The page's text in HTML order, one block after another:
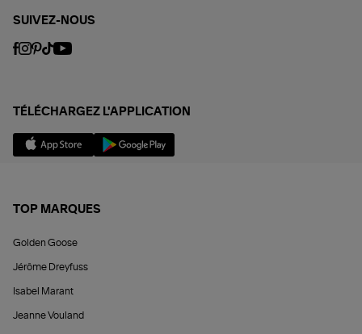
SUIVEZ-NOUS
TÉLÉCHARGEZ L'APPLICATION
TOP MARQUES
Golden Goose
Jérôme Dreyfuss
Isabel Marant
Jeanne Vouland